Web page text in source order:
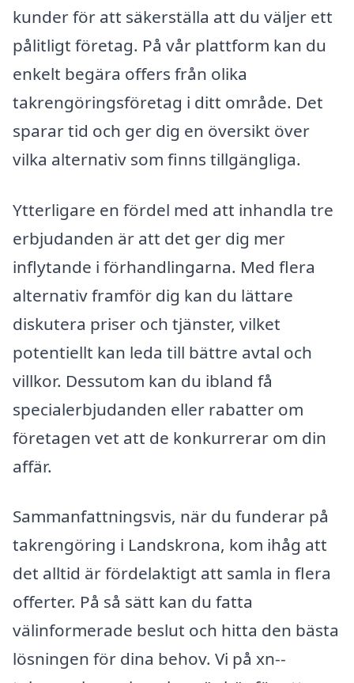
kunder för att säkerställa att du väljer ett
pålitligt företag. På vår plattform kan du
enkelt begära offers från olika
takrengöringsföretag i ditt område. Det
sparar tid och ger dig en översikt över
vilka alternativ som finns tillgängliga.
Ytterligare en fördel med att inhandla tre
erbjudanden är att det ger dig mer
inflytande i förhandlingarna. Med flera
alternativ framför dig kan du lättare
diskutera priser och tjänster, vilket
potentiellt kan leda till bättre avtal och
villkor. Dessutom kan du ibland få
specialerbjudanden eller rabatter om
företagen vet att de konkurrerar om din
affär.
Sammanfattningsvis, när du funderar på
takrengöring i Landskrona, kom ihåg att
det alltid är fördelaktigt att samla in flera
offerter. På så sätt kan du fatta
välinformerade beslut och hitta den bästa
lösningen för dina behov. Vi på xn--